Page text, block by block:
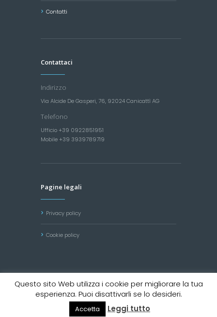
Contatti
Contattaci
Indirizzo
Via Alcide De Gasperi, 76, 92024 Canicattì AG
Telefono
Ufficio +39 0922851951
Mobile +39 3939789719
Pagine legali
Privacy policy
Cookie policy
Benito Lupo Autoservizi © 2020 All Rights
Reserved. Powered by
Questo sito Web utilizza i cookie per migliorare la tua
esperienza. Puoi disattivarli se lo desideri.
Accetta Leggi tutto